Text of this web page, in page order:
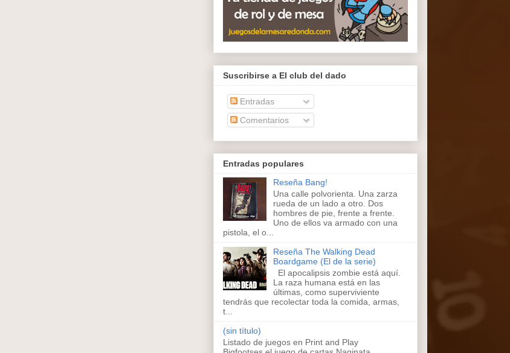
Suscribirse a El club del dado
Entradas
Comentarios
Entradas populares
Reseña Bang!
Una calle polvorienta. Una zarza
rueda de un lado a otro. Dos
hombres de pie, frente a frente.
Uno de ellos va armado con una
pistola, el o...
Reseña The Walking Dead
Boardgame (El de la serie)
El apocalipsis zombie está aquí.
La raza humana está en las
últimas, como superviviente
tendrás que recolectar toda la comida, armas,
t...
(sin título)
Listado de juegos en Print and Play